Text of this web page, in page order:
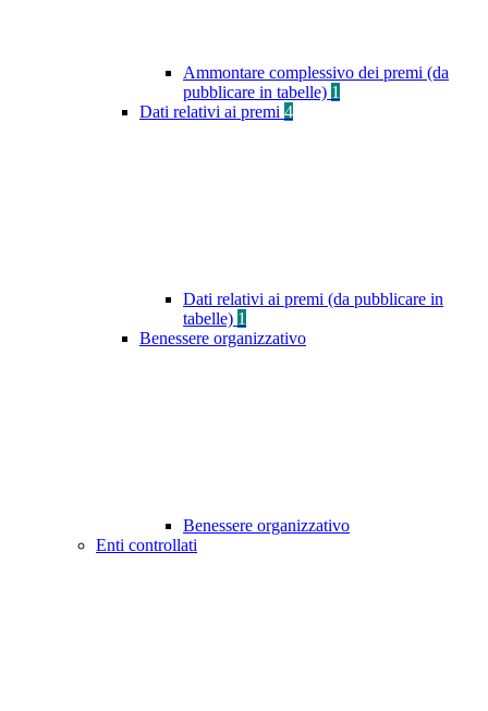
Ammontare complessivo dei premi (da
pubblicare in tabelle) 1
Dati relativi ai premi 4
Dati relativi ai premi (da pubblicare in
tabelle) 1
Benessere organizzativo
Benessere organizzativo
Enti controllati